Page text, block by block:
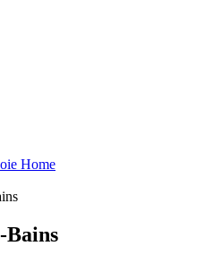
Home
Bains